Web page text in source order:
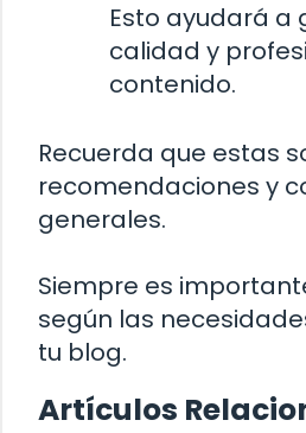
Esto ayudará a
calidad y
contenido.
Recuerda que estas
recomendaciones y
generales.
Siempre es
según las
tu blog.
Artículos